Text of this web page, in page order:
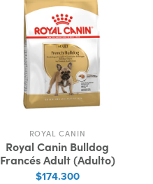
ROYAL CANIN
Royal Canin Bulldog
Francés Adult (Adulto)
$174.300